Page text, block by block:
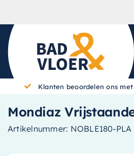
Klanten beoordelen ons
Mondiaz
Artikelnummer: NOBLE180-PLA